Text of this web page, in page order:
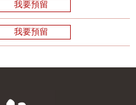
我要預留
我要預留